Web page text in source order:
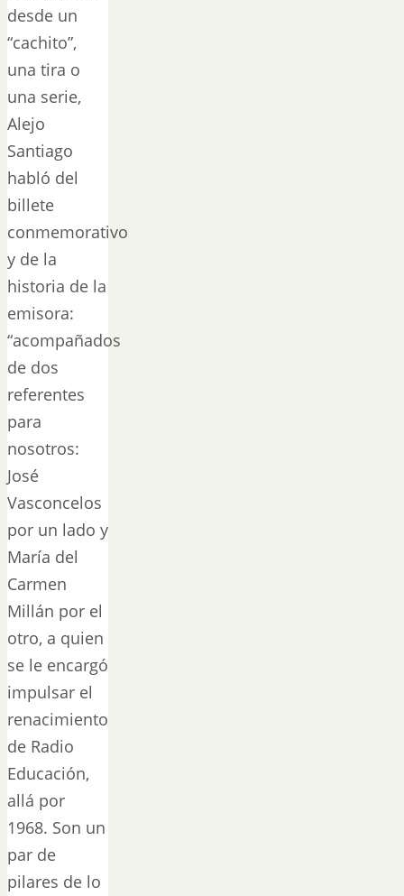
desde un
“cachito”,
una tira o
una serie,
Alejo
Santiago
habló del
billete
conmemorativo
y de la
historia de la
emisora:
“acompañados
de dos
referentes
para
nosotros:
José
Vasconcelos
por un lado y
María del
Carmen
Millán por el
otro, a quien
se le encargó
impulsar el
renacimiento
de Radio
Educación,
allá por
1968. Son un
par de
pilares de lo